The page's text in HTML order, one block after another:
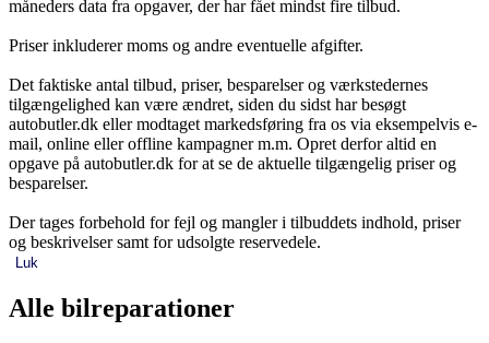
måneders data fra opgaver, der har fået mindst fire tilbud.
Priser inkluderer moms og andre eventuelle afgifter.
Det faktiske antal tilbud, priser, besparelser og værkstedernes
tilgængelighed kan være ændret, siden du sidst har besøgt
autobutler.dk eller modtaget markedsføring fra os via eksempelvis e-
mail, online eller offline kampagner m.m. Opret derfor altid en
opgave på autobutler.dk for at se de aktuelle tilgængelig priser og
besparelser.
Der tages forbehold for fejl og mangler i tilbuddets indhold, priser
og beskrivelser samt for udsolgte reservedele.
Luk
Alle bilreparationer